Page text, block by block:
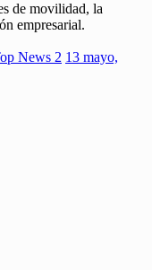
de movilidad, la
empresarial.
News 2 13 mayo,